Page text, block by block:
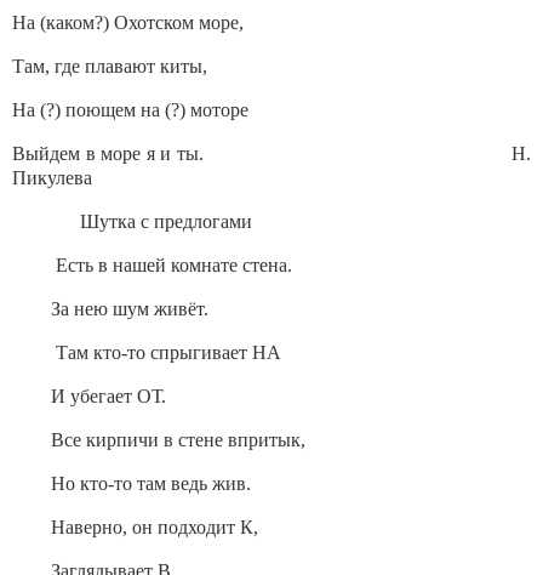
На (каком?) Охотском море,
Там, где плавают киты,
На (?) поющем на (?) моторе
Выйдем в море я и ты. Н.
Пикулева
Шутка с предлогами
Есть в нашей комнате стена.
За нею шум живёт.
Там кто-то спрыгивает НА
И убегает ОТ.
Все кирпичи в стене впритык,
Но кто-то там ведь жив.
Наверно, он подходит К,